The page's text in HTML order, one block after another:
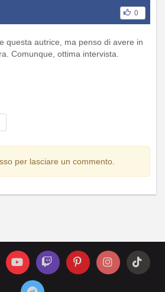
0
questa autrice, ma penso di avere in
Comunque, ottima intervista.
per lasciare un commento.